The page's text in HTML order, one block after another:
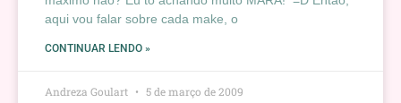
aqui vou falar sobre cada make, o
CONTINUAR LENDO »
Andreza Goulart 5 de março de 2009